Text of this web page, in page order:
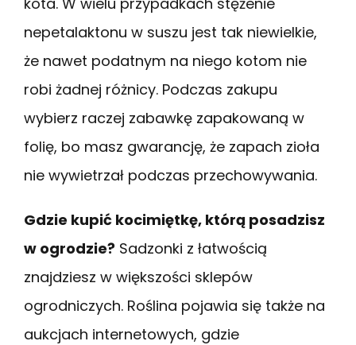
nepetalaktonu w suszu jest tak niewielkie,
że nawet podatnym na niego kotom nie
robi żadnej różnicy. Podczas zakupu
wybierz raczej zabawkę zapakowaną w
folię, bo masz gwarancję, że zapach zioła
nie wywietrzał podczas przechowywania.
Gdzie kupić kocimiętkę, którą posadzisz
w ogrodzie? Sadzonki z łatwością
znajdziesz w większości sklepów
ogrodniczych. Roślina pojawia się także na
aukcjach internetowych, gdzie